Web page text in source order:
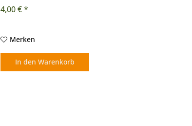
4,00 € *
Merken
In den Warenkorb